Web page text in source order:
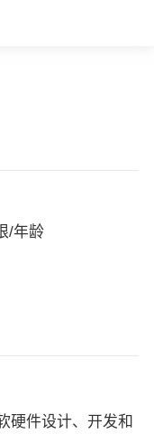
/年龄
硬件设计、开发和